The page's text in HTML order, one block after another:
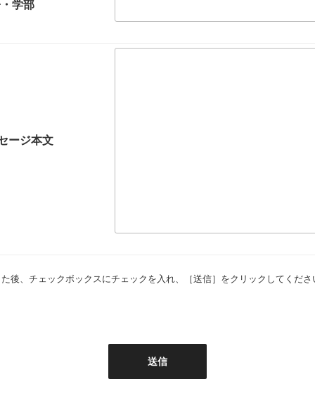
学部
ージ本文
後、チェックボックスにチェックを入れ、［送信］をクリックしてくださ